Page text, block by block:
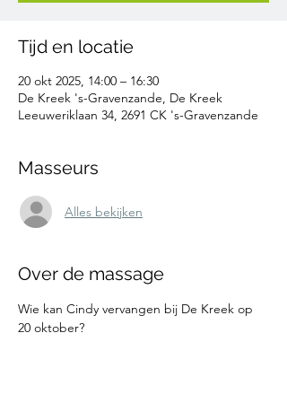
Tijd en locatie
20 okt 2025, 14:00 – 16:30
De Kreek 's-Gravenzande, De Kreek
Leeuweriklaan 34, 2691 CK 's-Gravenzande
Masseurs
Alles bekijken
Over de massage
Wie kan Cindy vervangen bij De Kreek op
20 oktober?